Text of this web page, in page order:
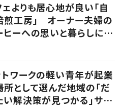
よりも居心地が良い「自
煎工房」 オーナー夫婦の
ヒーへの思いと暮らしに迫
トワークの軽い青年が起業
所として選んだ地域の「だ
い解決策が見つかる」サイ